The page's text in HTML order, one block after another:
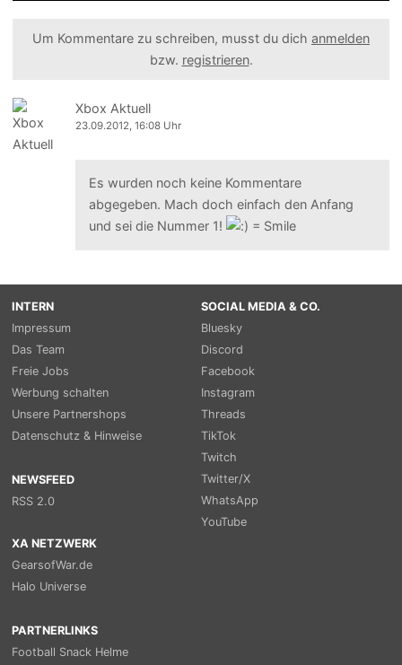
Um Kommentare zu schreiben, musst du dich anmelden
bzw. registrieren.
Xbox Aktuell
23.09.2012, 16:08 Uhr
Es wurden noch keine Kommentare
abgegeben. Mach doch einfach den Anfang
und sei die Nummer 1!
INTERN
Impressum
Das Team
Freie Jobs
Werbung schalten
Unsere Partnershops
Datenschutz & Hinweise
NEWSFEED
RSS 2.0
SOCIAL MEDIA & CO.
Bluesky
Discord
Facebook
Instagram
Threads
TikTok
Twitch
Twitter/X
WhatsApp
YouTube
XA NETZWERK
GearsofWar.de
Halo Universe
PARTNERLINKS
Football Snack Helme